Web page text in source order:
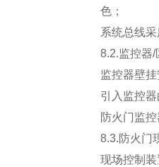
色；
系统总线
8.2.监控器/
监控器壁
引入监控
防火门监
8.3.防火门
现场控制